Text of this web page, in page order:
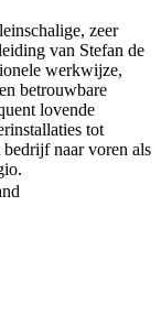
zeer
van Stefan de
werkwijze,
betrouwbare
lovende
tot
naar voren als